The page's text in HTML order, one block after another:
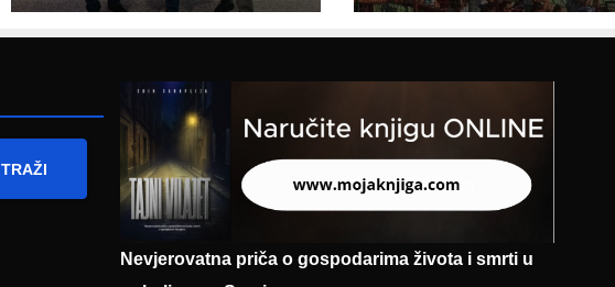
prezentaciji
Federalnog sajma
zapošljavanja
TRAŽI
Nevjerovatna priča o gospodarima života i smrti u